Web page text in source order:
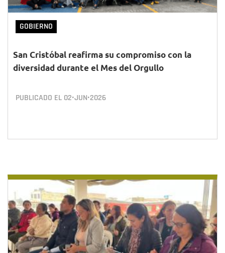
GOBIERNO
San Cristóbal reafirma su compromiso con la
diversidad durante el Mes del Orgullo
PUBLICADO EL 02•JUN•2026